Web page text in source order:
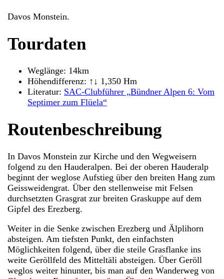
Davos Monstein.
Tourdaten
Weglänge: 14km
Höhendifferenz: ↑↓ 1,350 Hm
Literatur: SAC-Clubführer „Bündner Alpen 6: Vom
Septimer zum Flüela“
Routenbeschreibung
In Davos Monstein zur Kirche und den Wegweisern
folgend zu den Hauderalpen. Bei der oberen Hauderalp
beginnt der weglose Aufstieg über den breiten Hang zum
Geissweidengrat. Über den stellenweise mit Felsen
durchsetzten Grasgrat zur breiten Graskuppe auf dem
Gipfel des Erezberg.
Weiter in die Senke zwischen Erezberg und Älplihorn
absteigen. Am tiefsten Punkt, den einfachsten
Möglichkeiten folgend, über die steile Grasflanke ins
weite Geröllfeld des Mitteltäli absteigen. Über Geröll
weglos weiter hinunter, bis man auf den Wanderweg von